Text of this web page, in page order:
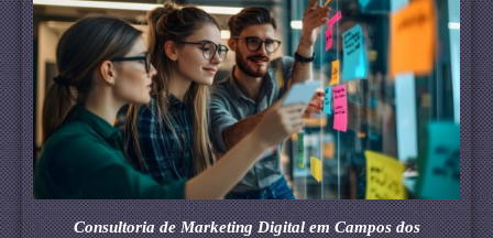
Consultoria de Marketing Digital em Campos dos